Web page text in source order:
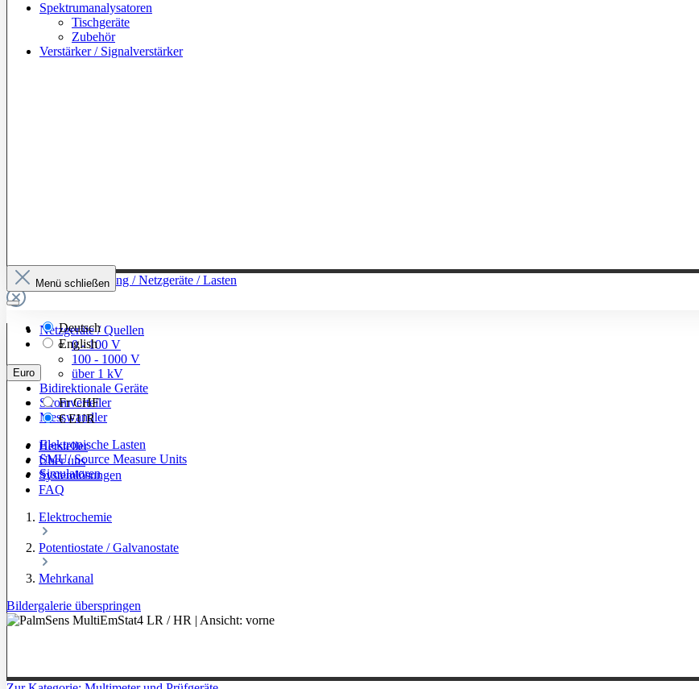
Spektrumanalysatoren
Tischgeräte
Zubehör
Verstärker / Signalverstärker
Zur Kategorie: Leistung / Netzgeräte / Lasten
Netzgeräte / Quellen
0 - 100 V
100 - 1000 V
über 1 kV
Bidirektionale Geräte
Stromverteiler
Messwandler
Elektronische Lasten
SMU/ Source Measure Units
Simulatoren
Menü schließen
Deutsch
English
Euro
FrCHF
€EUR
Hersteller
Über uns
Systemlösungen
FAQ
Elektrochemie
Potentiostate / Galvanostate
Mehrkanal
Bildergalerie überspringen